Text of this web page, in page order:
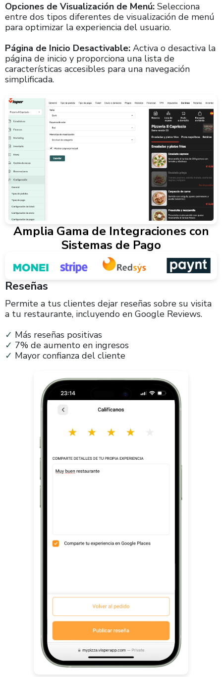
Opciones de Visualización de Menú: Selecciona
entre dos tipos diferentes de visualización de menú
para optimizar la experiencia del usuario.
Página de Inicio Desactivable: Activa o desactiva la
página de inicio y proporciona una lista de
características accesibles para una navegación
simplificada.
Amplia Gama de Integraciones con
Sistemas de Pago
Reseñas
Permite a tus clientes dejar reseñas sobre su visita
a tu restaurante, incluyendo en Google Reviews.
✓ Más reseñas positivas
✓ 7% de aumento en ingresos
✓ Mayor confianza del cliente